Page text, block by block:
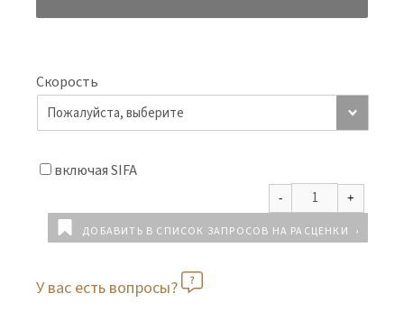
Скорость
включая SIFA
ДОБАВИТЬ В СПИСОК ЗАПРОСОВ НА РАСЦЕНКИ
У вас есть вопросы?